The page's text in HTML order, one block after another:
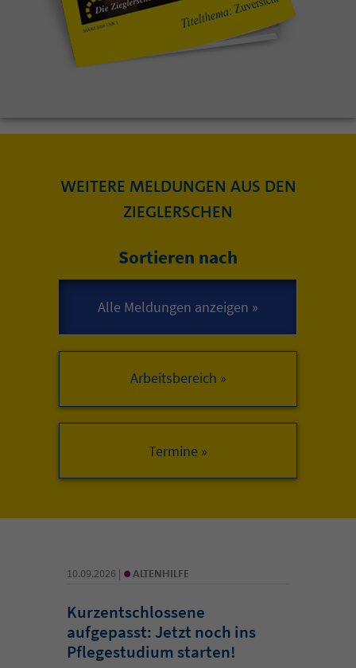
WEITERE MELDUNGEN AUS DEN
ZIEGLERSCHEN
Sortieren nach
Arbeitsbereich »
10.09.2026 | • ALTENHILFE
Kurzentschlossene
aufgepasst: Jetzt noch ins
Pflegestudium starten!